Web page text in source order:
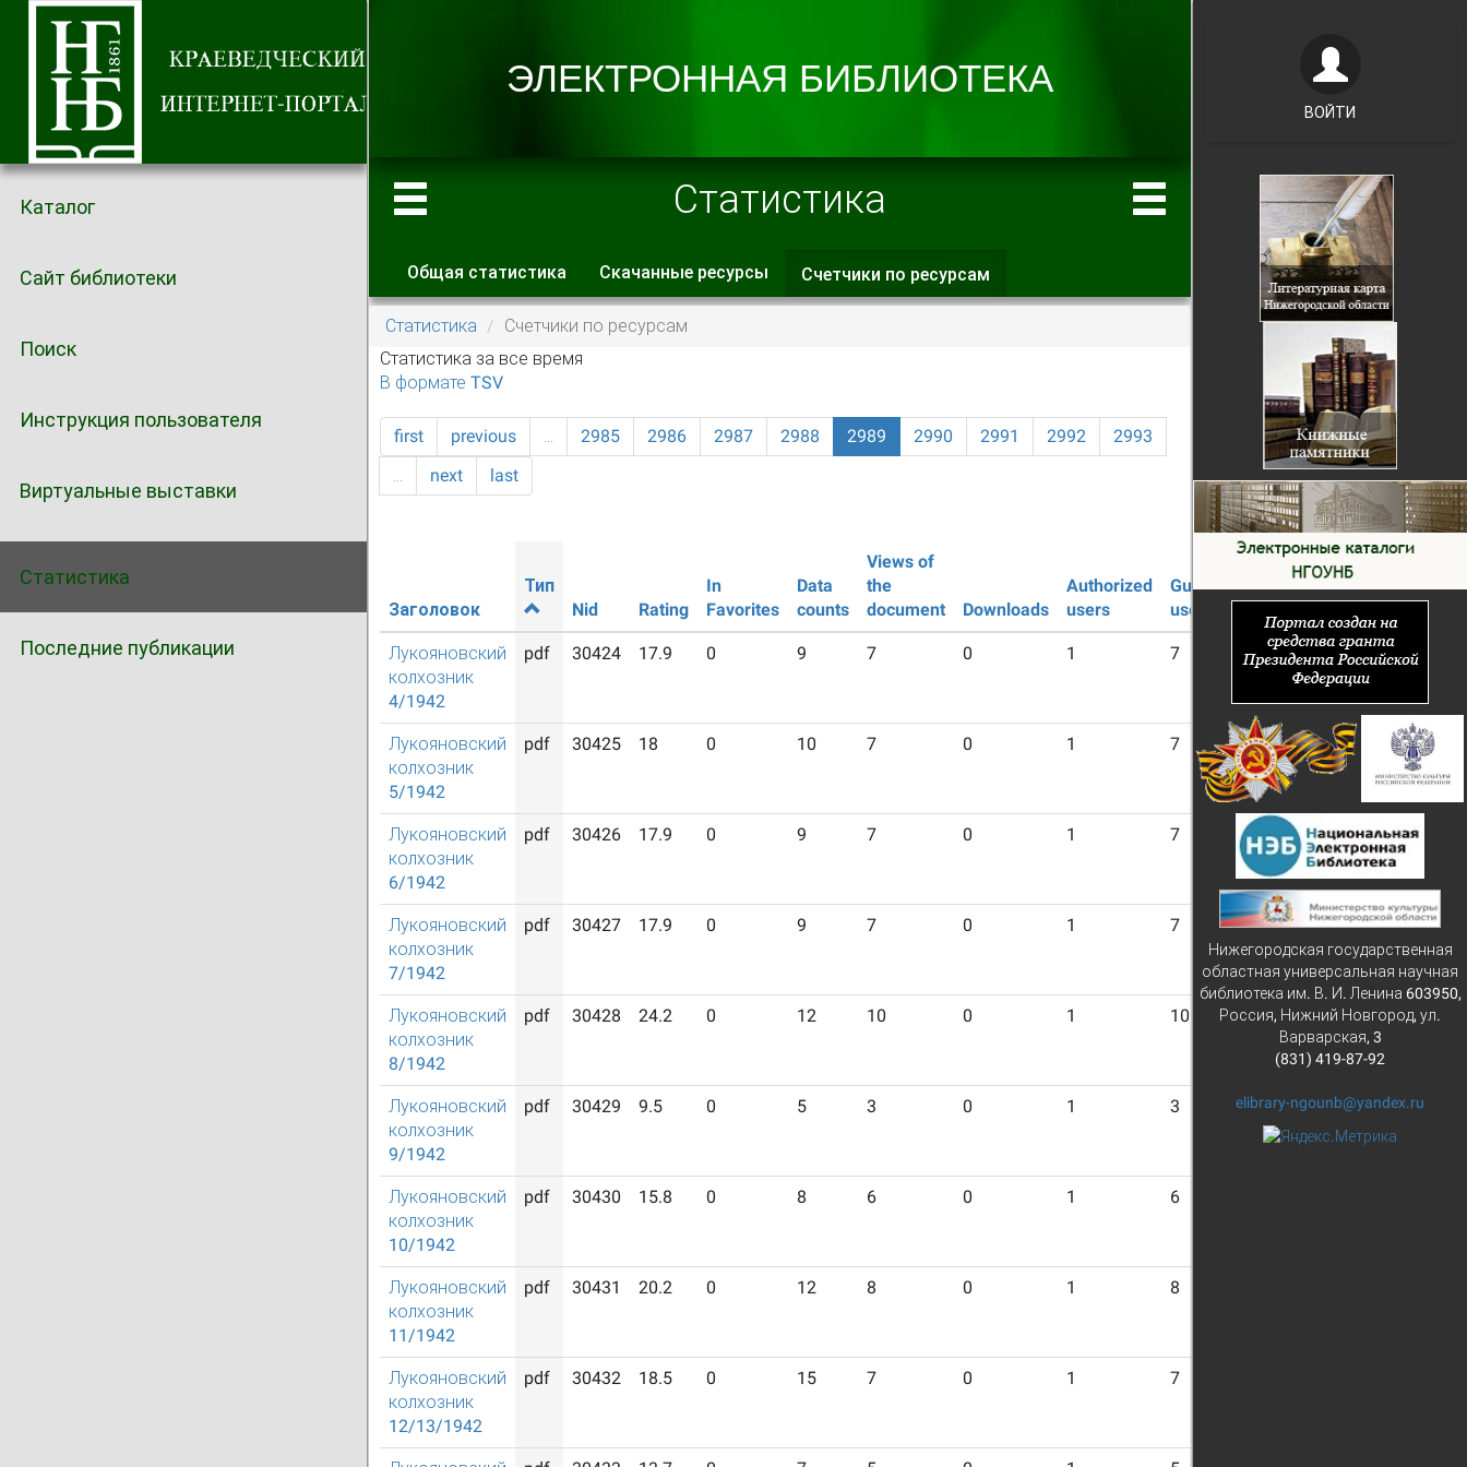
Каталог
Сайт библиотеки
Поиск
Инструкция пользователя
Виртуальные выставки
Статистика
Последние публикации
Статистика
Главные вкладки
Общая статистика Скачанные ресурсы Счетчики по ресурсам
вкладка)
Статистика
Счетчики по ресурсам
Статистика за все время
В формате TSV
first previous … 2985 2986 2987 2988 2989 2990 2991 2992
2993
…
next last
Заголовок
Тип
Nid
Rating
In
Favorites
Data
counts
Views of
the
document
Downloads
Authorized
users
Guest
users
Лукояновский
колхозник
4/1942
pdf 30424 17.9 0 9 7 0 1 7
Лукояновский
колхозник
5/1942
pdf 30425 18 0 10 7 0 1 7
Лукояновский
колхозник
6/1942
pdf 30426 17.9 0 9 7 0 1 7
Лукояновский
колхозник
7/1942
pdf 30427 17.9 0 9 7 0 1 7
Лукояновский
колхозник
8/1942
pdf 30428 24.2 0 12 10 0 1 10
Лукояновский
колхозник
9/1942
pdf 30429 9.5 0 5 3 0 1 3
Лукояновский
колхозник
10/1942
pdf 30430 15.8 0 8 6 0 1 6
Лукояновский
колхозник
11/1942
pdf 30431 20.2 0 12 8 0 1 8
Лукояновский
колхозник
12/13/1942
pdf 30432 18.5 0 15 7 0 1 7
ВОЙТИ
Нижегородская государственная
областная универсальная научная
библиотека им. В. И. Ленина 603950,
Россия, Нижний Новгород, ул.
Варварская, 3
(831) 419-87-92
elibrary-ngounb@yandex.ru